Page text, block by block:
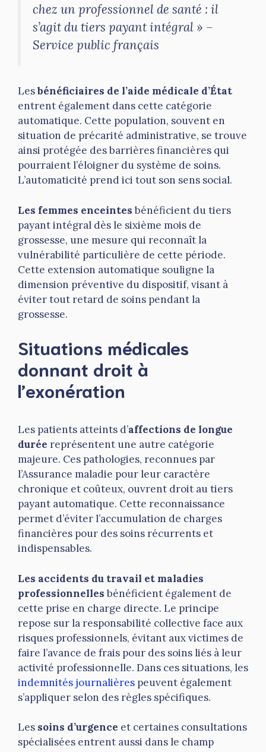
chez un professionnel de santé : il
s’agit du tiers payant intégral » –
Service public français
Lesbénéficiaires de l’aide médicale d’État
entrent également dans cette catégorie
automatique. Cette population, souvent en
situation de précarité administrative, se trouve
ainsi protégée des barrières financières qui
pourraient l’éloigner du système de soins.
L’automaticité prend ici tout son sens social.
Les femmes enceintes bénéficient du tiers
payant intégral dès le sixième mois de
grossesse, une mesure qui reconnaît la
vulnérabilité particulière de cette période.
Cette extension automatique souligne la
dimension préventive du dispositif, visant à
éviter tout retard de soins pendant la
grossesse.
Situations médicales
donnant droit à
l’exonération
Les patients atteints d’affections de longue
durée représentent une autre catégorie
majeure. Ces pathologies, reconnues par
l’Assurance maladie pour leur caractère
chronique et coûteux, ouvrent droit au tiers
payant automatique. Cette reconnaissance
permet d’éviter l’accumulation de charges
financières pour des soins récurrents et
indispensables.
Les accidents du travail et maladies
professionnelles bénéficient également de
cette prise en charge directe. Le principe
repose sur la responsabilité collective face aux
risques professionnels, évitant aux victimes de
faire l’avance de frais pour des soins liés à leur
activité professionnelle. Dans ces situations, les
indemnités journalières peuvent également
s’appliquer selon des règles spécifiques.
Les soins d’urgence et certaines consultations
spécialisées entrent aussi dans le champ